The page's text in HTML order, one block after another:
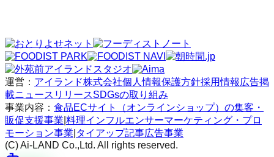
運営： アイランド株式会社個人情報保護方針採用情報 広告掲
載ニュースリリースSDGsの取り組み
事業内容： 食品ECサイト（オンラインショップ）の集客・
販促支援事業 料理インフルエンサーマーケティング・プロ
モーション事業 タイアップ記事広告事業
(C) Ai-LAND Co.,Ltd. All rights reserved.